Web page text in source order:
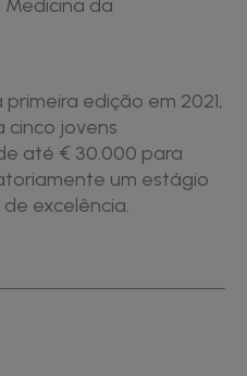
da
edição em 2021,
cinco jovens
até € 30.000 para
um estágio
excelência.